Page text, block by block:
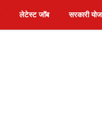
लेटेस्ट जॉब सरकारी